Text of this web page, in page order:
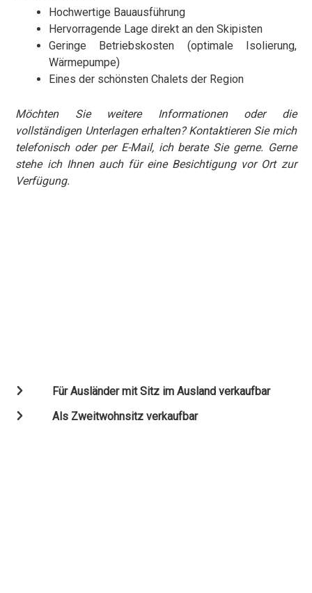
Hochwertige Bauausführung
Hervorragende Lage direkt an den Skipisten
Geringe Betriebskosten (optimale Isolierung,
Wärmepumpe)
Eines der schönsten Chalets der Region
Möchten Sie weitere Informationen oder die
vollständigen Unterlagen erhalten? Kontaktieren Sie mich
telefonisch oder per E-Mail, ich berate Sie gerne. Gerne
stehe ich Ihnen auch für eine Besichtigung vor Ort zur
Verfügung.
Für Ausländer mit Sitz im Ausland verkaufbar
Als Zweitwohnsitz verkaufbar